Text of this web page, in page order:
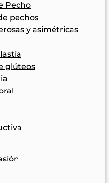
Pecho
pechos
y asimétricas
glúteos